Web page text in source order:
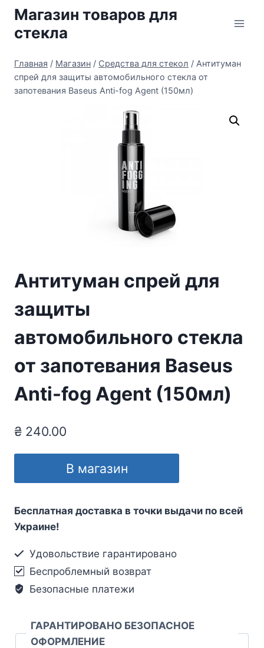
Перейти
содержимому
Магазин товаров для
стекла
Главная / Магазин / Средства для стекол / Антитуман
спрей для защиты автомобильного стекла от
запотевания Baseus Аnti-fog Аgent (150мл)
Антитуман спрей для
защиты
автомобильного стекла
от запотевания Baseus
Аnti-fog Аgent (150мл)
₴ 240.00
В магазин
Бесплатная доставка в точки выдачи по всей
Украине!
Удовольствие гарантировано
Беспроблемный возврат
Безопасные платежи
ГАРАНТИРОВАНО БЕЗОПАСНОЕ
ОФОРМЛЕНИЕ